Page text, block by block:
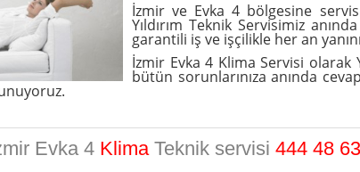
İzmir ve Evka 4 bölgesine servis
Yıldırım Teknik Servisimiz
garantili iş ve işçilikle her an
İzmir Evka 4 Klima Servisi olarak
bütün sorunlarınıza anında
Evka 4Klima Teknik servisi 444 48 63